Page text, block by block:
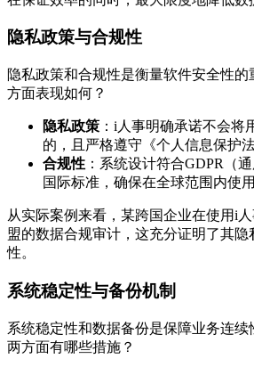
隐私政策与合规性
隐私政策和合规性是衡量软件安全性
方面表现如何？
隐私政策 ：i人事明确承诺不会将
的，且严格遵守《个人信息保护
合规性 ：系统设计符合GDPR（
国际标准，确保在全球范围内使
从实际案例来看，某跨国企业在使用i
盟的数据合规审计，这充分证明了其
性。
系统稳定性与备份机制
系统稳定性和数据备份是保障业务连
两方面有哪些措施？